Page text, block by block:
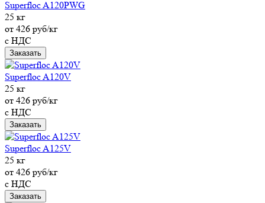
Superfloc A120PWG
25 кг
от 426 руб/кг
с НДС
Заказать
Superfloc A120V
25 кг
от 426 руб/кг
с НДС
Заказать
Superfloc A125V
25 кг
от 426 руб/кг
с НДС
Заказать